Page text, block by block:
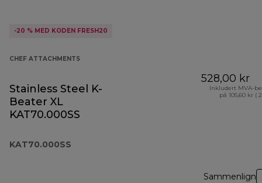
-20 % MED KODEN FRESH20
CHEF ATTACHMENTS
Stainless Steel K-
Beater XL
KAT70.000SS
KAT70.000SS
528,00 kr
Inkludert MVA-
på 105,60 kr (
Sammenlign